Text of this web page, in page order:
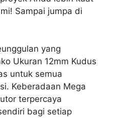
Sampai jumpa di
yang
Ukuran 12mm Kudus
untuk semua
Keberadaan Mega
terpercaya
bagi setiap